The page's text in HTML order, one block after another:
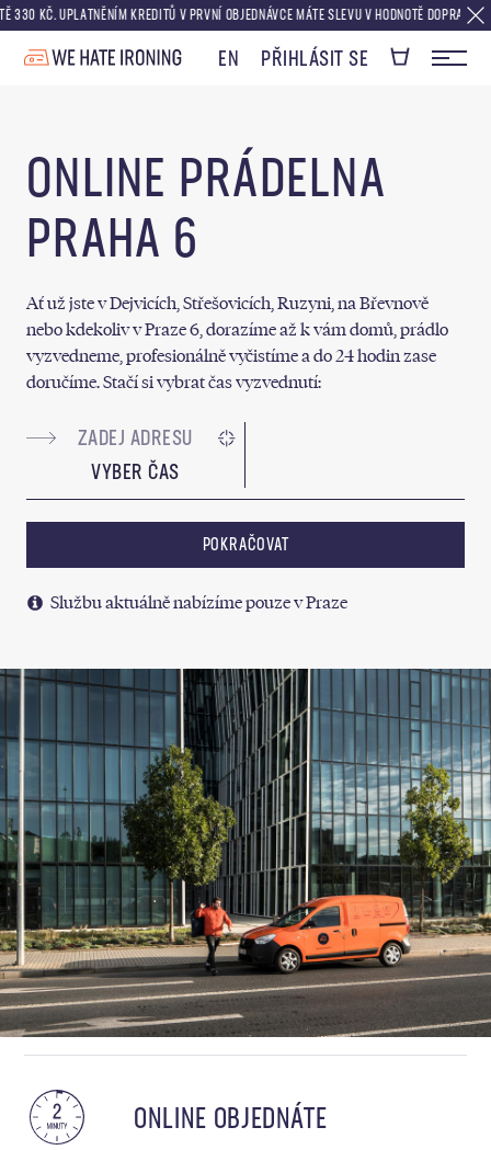
UPLATNĚNÍM KREDITŮ V PRVNÍ OBJEDNÁVCE MÁTE SLEVU V HODNOTĚ DOPRAVY
EN PŘIHLÁSIT SE
ONLINE PRÁDELNA
PRAHA 6
Ať už jste v Dejvicích, Střešovicích, Ruzyni, na Břevnově
nebo kdekoliv v Praze 6, dorazíme až k vám domů, prádlo
vyzvedneme, profesionálně vyčistíme a do 24 hodin zase
doručíme. Stačí si vybrat čas vyzvednutí:
VYBER ČAS
POKRAČOVAT
Službu aktuálně nabízíme pouze v Praze
ONLINE OBJEDNÁTE